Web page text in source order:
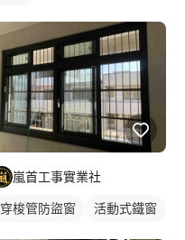
嵐首工事實業社
穿梭管防盜窗
活動式鐵窗